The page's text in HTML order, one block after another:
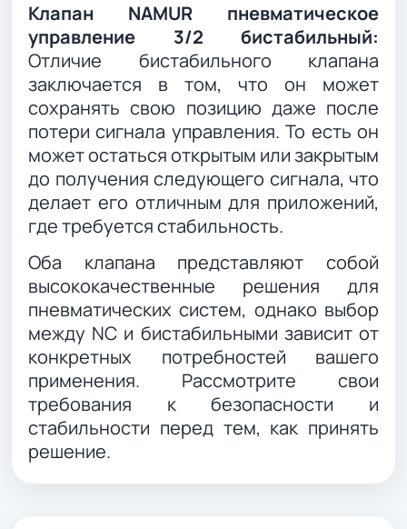
Клапан NAMUR пневматическое
управление 3/2 бистабильный:
Отличие бистабильного клапана
заключается в том, что он может
сохранять свою позицию даже после
потери сигнала управления. То есть он
может остаться открытым или закрытым
до получения следующего сигнала, что
делает его отличным для приложений,
где требуется стабильность.
Оба клапана представляют собой
высококачественные решения для
пневматических систем, однако выбор
между NC и бистабильными зависит от
конкретных потребностей вашего
применения. Рассмотрите свои
требования к безопасности и
стабильности перед тем, как принять
решение.